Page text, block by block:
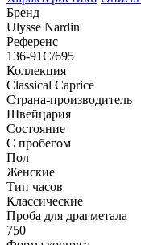
Бренд
Ulysse Nardin
Референс
136-91C/695
Коллекция
Classical Caprice
Страна-производитель
Швейцария
Состояние
С пробегом
Пол
Женские
Тип часов
Классические
Проба для драгметала
750